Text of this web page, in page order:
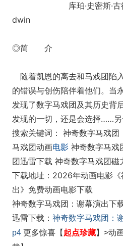
库珀·史密斯·古德温
dwin
◎简 介
随着凯恩的离去和马戏团陷
的错误与创伤陪伴着他们。当
发现了数字马戏团及其历史背
发现的一切，还是会选择……另
搜索关键词： 神奇数字马戏
马戏团动画电影 神奇数字马戏
团迅雷下载 神奇数字马戏团磁
下载地址：2026年动画电影
出》免费动画电影下载
神奇数字马戏团：谢幕演出下
迅雷下载： 神奇数字马戏团：
p4 更多惊喜【 起点珍藏】>动